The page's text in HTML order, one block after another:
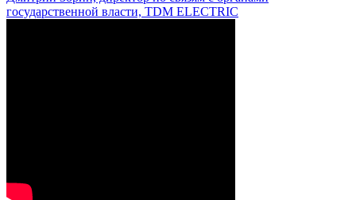
государственной власти, TDM ELECTRIC